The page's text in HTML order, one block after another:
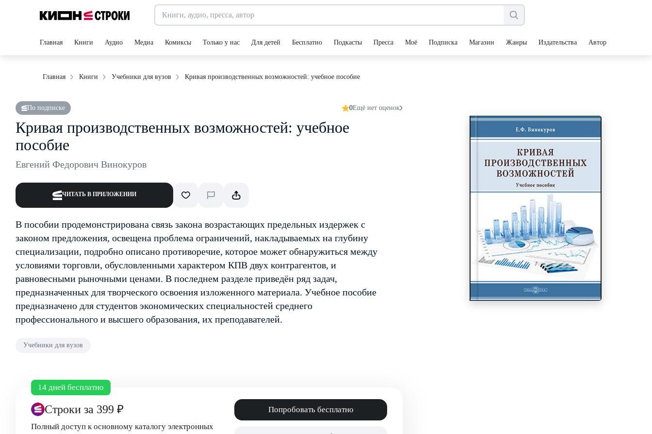
Главная Книги Аудио Медиа Комиксы Только у нас Для детей Бесплатно Подкасты Пресса Моё Подписка Магазин Жанры Издательства Авторы
Главная Книги Учебники для вузов Кривая производственных возможностей: учебное пособие
По подписке 0Ещё нет оценок
Кривая производственных возможностей: учебное
пособие
Евгений Федорович Винокуров
ЧИТАТЬ В ПРИЛОЖЕНИИ
В пособии продемонстрирована связь закона возрастающих предельных издержек с
законом предложения, освещена проблема ограничений, накладываемых на глубину
специализации, подробно описано противоречие, которое может обнаружиться между
условиями торговли, обусловленными характером КПВ двух контрагентов, и
равновесными рыночными ценами. В последнем разделе приведён ряд задач,
предназначенных для творческого освоения изложенного материала. Учебное пособие
предназначено для студентов экономических специальностей среднего
профессионального и высшего образования, их преподавателей.
Учебники для вузов
14 дней бесплатно
Строки за 399 ₽
Полный доступ к основному каталогу электронных
Попробовать бесплатно